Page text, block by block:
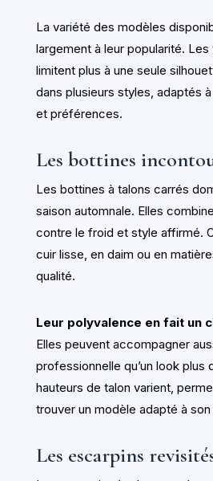
La variété des modèles
largement à leur popularité.
limitent plus à une seule
dans plusieurs styles, adaptés
et préférences.
Les bottines
Les bottines à talons carrés
saison automnale. Elles
contre le froid et style affirmé.
cuir lisse, en daim ou en
qualité.
Leur polyvalence en fait un
Elles peuvent accompagner
professionnelle qu’un look plus
hauteurs de talon varient,
trouver un modèle adapté à
Les escarpins